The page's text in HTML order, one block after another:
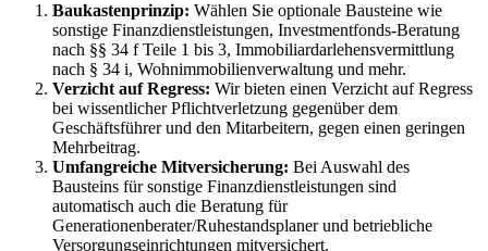
Baukastenprinzip: Wählen Sie optionale Bausteine wie
sonstige Finanzdienstleistungen, Investmentfonds-Beratung
nach §§ 34 f Teile 1 bis 3, Immobiliardarlehensvermittlung
nach § 34 i, Wohnimmobilienverwaltung und mehr.
Verzicht auf Regress: Wir bieten einen Verzicht auf Regress
bei wissentlicher Pflichtverletzung gegenüber dem
Geschäftsführer und den Mitarbeitern, gegen einen geringen
Mehrbeitrag.
Umfangreiche Mitversicherung: Bei Auswahl des
Bausteins für sonstige Finanzdienstleistungen sind
automatisch auch die Beratung für
Generationenberater/Ruhestandsplaner und betriebliche
Versorgungseinrichtungen mitversichert.